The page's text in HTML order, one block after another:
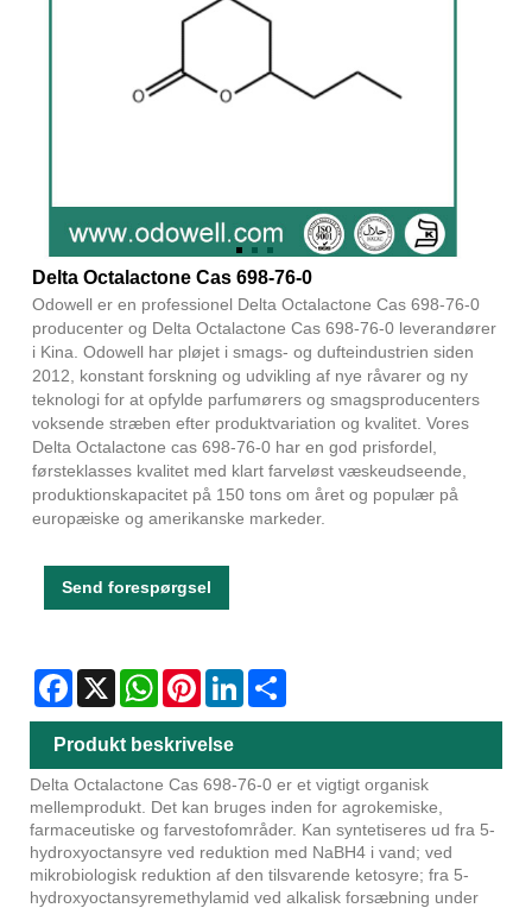
Delta Octalactone Cas 698-76-0
Odowell er en professionel Delta Octalactone Cas 698-76-0
producenter og Delta Octalactone Cas 698-76-0 leverandører
i Kina. Odowell har pløjet i smags- og dufteindustrien siden
2012, konstant forskning og udvikling af nye råvarer og ny
teknologi for at opfylde parfumørers og smagsproducenters
voksende stræben efter produktvariation og kvalitet. Vores
Delta Octalactone cas 698-76-0 har en god prisfordel,
førsteklasses kvalitet med klart farveløst væskeudseende,
produktionskapacitet på 150 tons om året og populær på
europæiske og amerikanske markeder.
Send forespørgsel
Facebook
X WhatsAppPinterestLinkedIn
Produkt beskrivelse
Delta Octalactone Cas 698-76-0 er et vigtigt organisk
mellemprodukt. Det kan bruges inden for agrokemiske,
farmaceutiske og farvestofområder. Kan syntetiseres ud fra 5-
hydroxyoctansyre ved reduktion med NaBH4 i vand; ved
mikrobiologisk reduktion af den tilsvarende ketosyre; fra 5-
hydroxyoctansyremethylamid ved alkalisk forsæbning under